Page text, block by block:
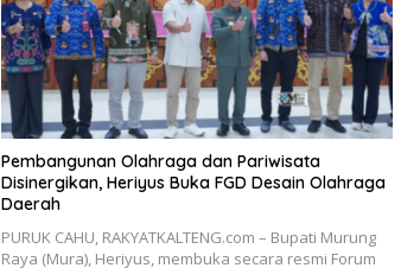
Pembangunan Olahraga dan Pariwisata
Disinergikan, Heriyus Buka FGD Desain Olahraga
Daerah
PURUK CAHU, RAKYATKALTENG.com – Bupati Murung
Raya (Mura), Heriyus, membuka secara resmi Forum